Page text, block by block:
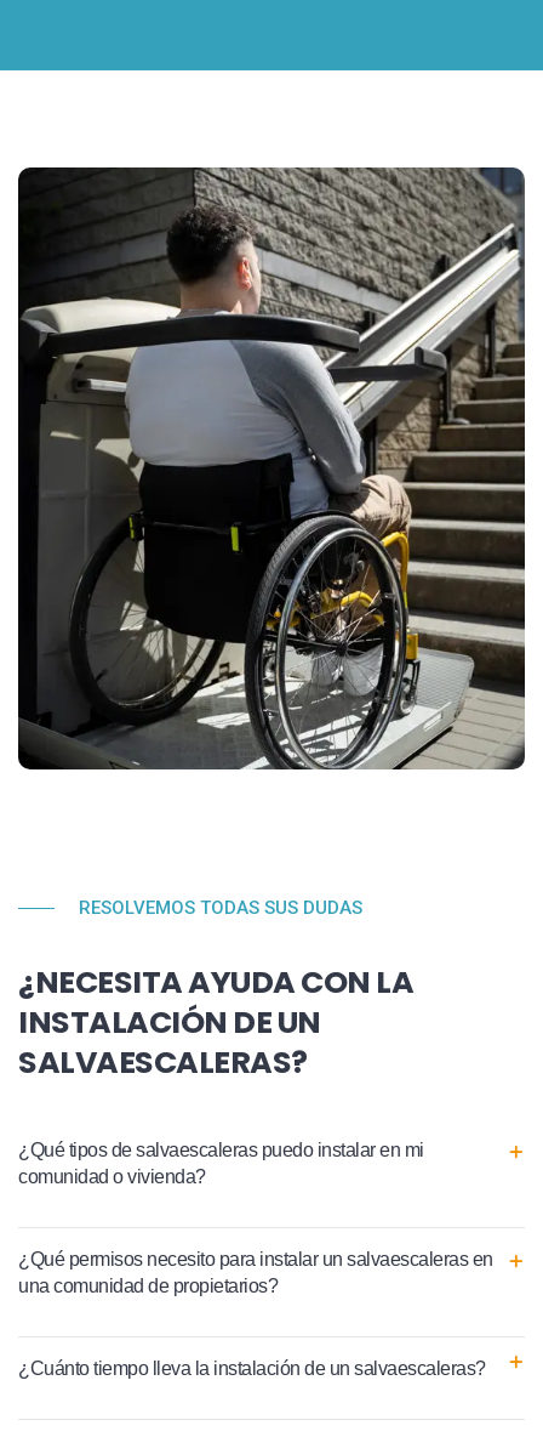
RESOLVEMOS TODAS SUS DUDAS
¿NECESITA AYUDA CON LA
INSTALACIÓN DE UN
SALVAESCALERAS?
¿Qué tipos de salvaescaleras puedo instalar en mi
comunidad o vivienda?
¿Qué permisos necesito para instalar un salvaescaleras en
una comunidad de propietarios?
¿Cuánto tiempo lleva la instalación de un salvaescaleras?